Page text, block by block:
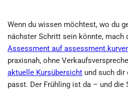
Wenn du wissen möchtest, wo du
nächster Schritt sein könnte, mach
Assessment auf
praxisnah, ohne
aktuelle Kursübersicht und such dir
passt. Der Frühling ist da – und die